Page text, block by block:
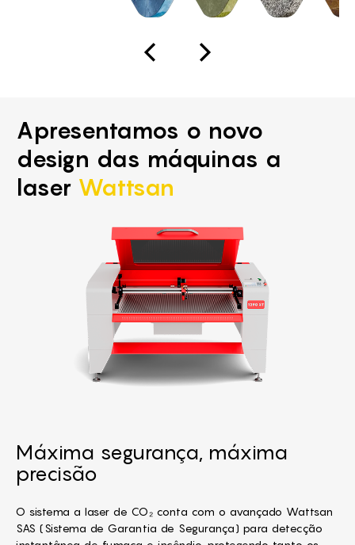
Apresentamos o novo
design das máquinas a
laser Wattsan
Máxima segurança, máxima
precisão
O sistema a laser de CO₂ conta com o avançado Wattsan
SAS (Sistema de Garantia de Segurança) para detecção